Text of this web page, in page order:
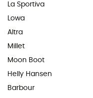
La Sportiva
Lowa
Altra
Millet
Moon Boot
Helly Hansen
Barbour